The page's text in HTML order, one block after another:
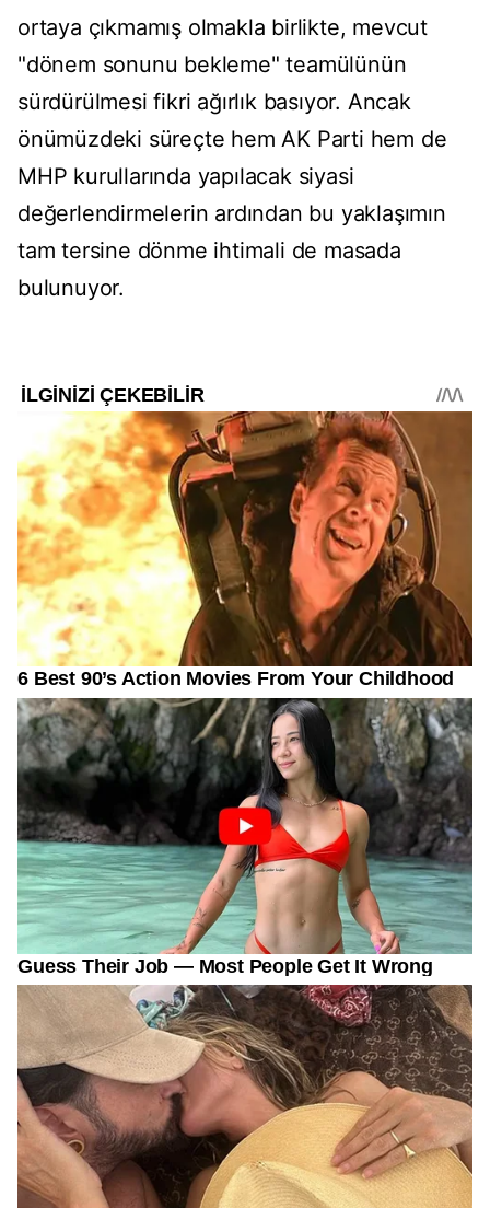
ortaya çıkmamış olmakla birlikte, mevcut
"dönem sonunu bekleme" teamülünün
sürdürülmesi fikri ağırlık basıyor. Ancak
önümüzdeki süreçte hem AK Parti hem de
MHP kurullarında yapılacak siyasi
değerlendirmelerin ardından bu yaklaşımın
tam tersine dönme ihtimali de masada
bulunuyor.